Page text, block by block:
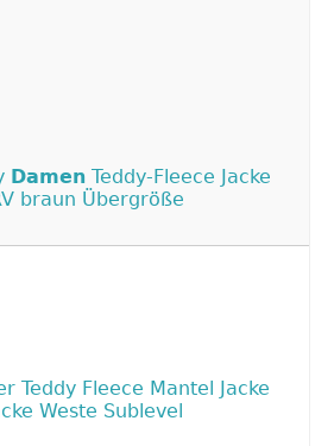
Damen Teddy-Fleece Jacke
braun Übergröße
Teddy Fleece Mantel Jacke
Weste Sublevel